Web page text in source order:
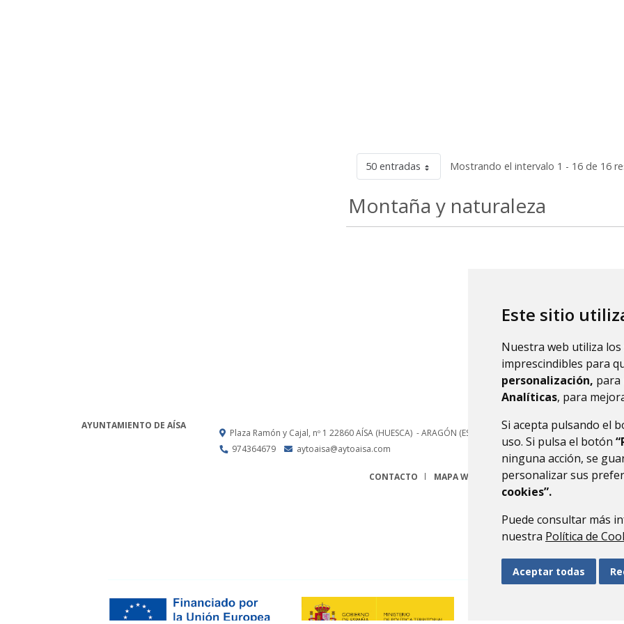
Este sitio
Nuestra web utiliza
imprescindibles para
personalización, para
Analíticas, para
Si acepta pulsando el
uso. Si pulsa el botón
ninguna acción, se
personalizar sus
cookies”.
Puede consultar más
nuestra Política de
Aceptar todas
50 entradas Mostrando el intervalo 1 - 16 de 16
Montaña y naturaleza
AYUNTAMIENTO DE AÍSA
Plaza Ramón y Cajal, nº 1 22860AÍSA (HUESCA) - ARAGÓN (ESPAÑA)
974364679
aytoaisa@aytoaisa.com
CONTACTO MAPA WEB AVISO LEGAL PROTECCIÓN